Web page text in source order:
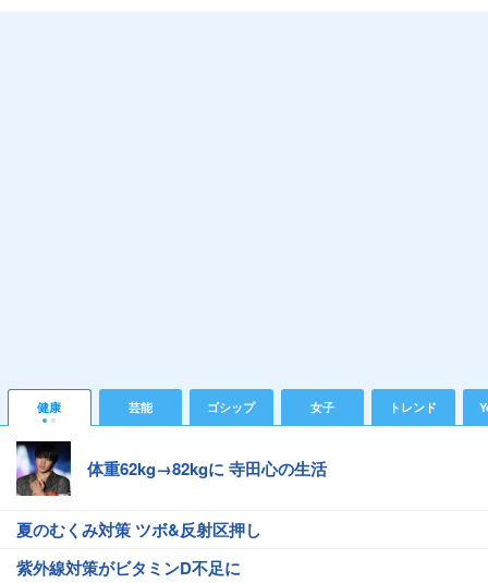
健康 芸能 ゴシップ 女子 トレンド
体重62kg→82kgに 寺田心の生活
夏のむくみ対策 ツボ&反射区押し
紫外線対策がビタミンD不足に